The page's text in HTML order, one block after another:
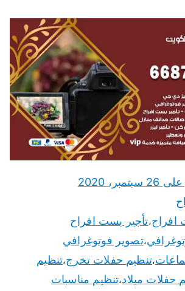
على 26 سبتمبر، 2020
افراح،تأجير بست افراح
،تصوير فوتوغرافي
،تنظيم حفلات تخرج،تنظيم
حفلات ميلاد،تنظيم مناسبات